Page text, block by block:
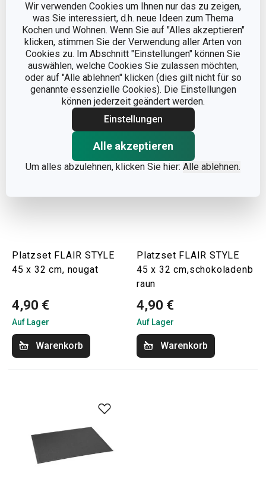
Wir verwenden Cookies um Ihnen nur das zu zeigen,
was Sie interessiert, d.h. neue Ideen zum Thema
Kochen und Wohnen. Wenn Sie auf "Alles akzeptieren"
klicken, stimmen Sie der Verwendung aller Arten von
Cookies zu. Im Abschnitt "Einstellungen" können Sie
auswählen, welche Cookies Sie zulassen möchten,
oder auf "Alle ablehnen" klicken (dies gilt nicht für so
genannte essenzielle Cookies). Die Einstellungen
können jederzeit geändert werden.
Einstellungen
Alle akzeptieren
Um alles abzulehnen, klicken Sie hier: Alle ablehnen.
45 x 32 cm, perlmuttweiß
4,90 €
Auf Lager
Warenkorb
45 x 32 cm, cremefarbig
4,90 €
Auf Lager
Warenkorb
Platzset FLAIR STYLE
45 x 32 cm, nougat
4,90 €
Auf Lager
Warenkorb
Platzset FLAIR STYLE
45 x 32 cm,schokoladenb
raun
4,90 €
Auf Lager
Warenkorb